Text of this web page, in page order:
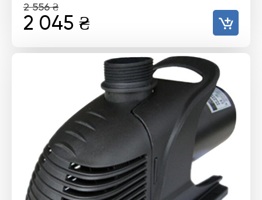
2 556₴
Оригінальна
ціна:
2 045 ₴
ціна:
045 ₴.